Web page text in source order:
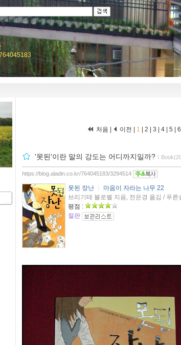
처음 | 이전 | 1 2 3 4 5 6
'못된'이란 말의 강도는 어디까지일까? ｌ
https://blog.aladin.co.kr/764045183/3294514
못된 장난
마음이 자라는 나무 22
브리기테 블로벨 지음, 전은경 옮김 / 푸
평점 :
절판